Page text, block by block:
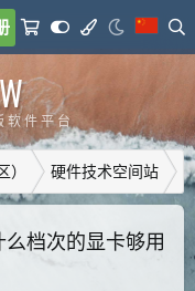
软 件 平 台
硬件技术空间站
档次的显卡够用